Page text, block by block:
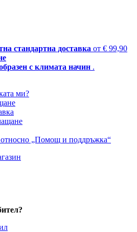
стандартна доставка от € 99,90
с климата начин .
ми?
„Помощ и поддръжка“